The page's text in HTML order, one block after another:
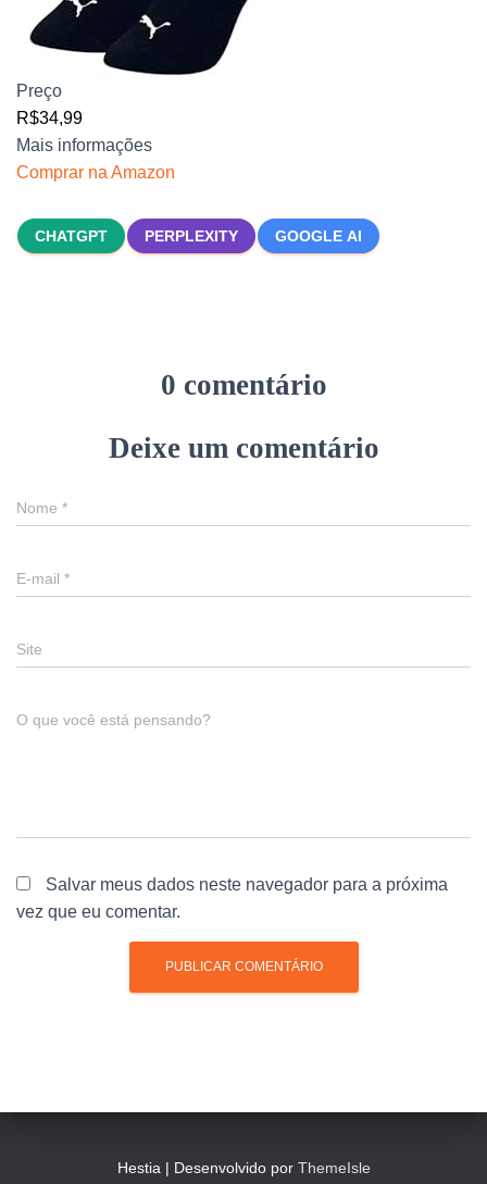
Preço
R$34,99
Mais informações
Comprar na Amazon
CHATGPT PERPLEXITY GOOGLE AI
0 comentário
Deixe um comentário
Nome *
E-mail *
Site
O que você está pensando?
Salvar meus dados neste navegador para a próxima
vez que eu comentar.
Hestia | Desenvolvido por ThemeIsle